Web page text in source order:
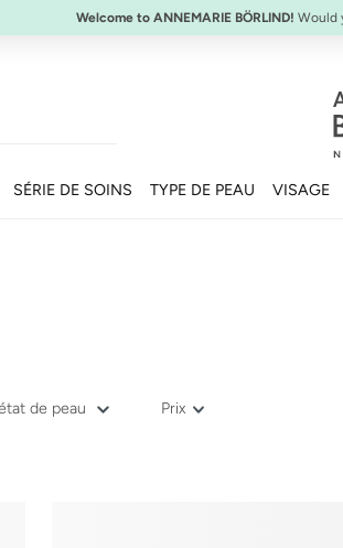
Welcome to ANNEMARIE BÖRLIND! Would
SÉRIE DE SOINS TYPE DE PEAU VISAGE
de peau Prix